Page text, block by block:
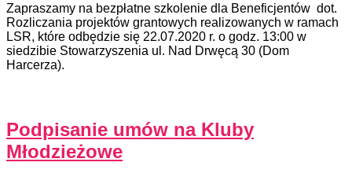
Zapraszamy na bezpłatne szkolenie dla Beneficjentów dot.
Rozliczania projektów grantowych realizowanych w ramach
LSR, które odbędzie się 22.07.2020 r. o godz. 13:00 w
siedzibie Stowarzyszenia ul. Nad Drwęcą 30 (Dom
Harcerza).
Podpisanie umów na Kluby
Młodzieżowe